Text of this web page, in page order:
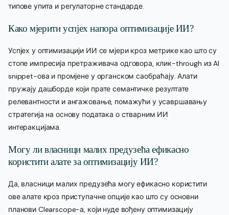
типове упита и регулаторне стандарде.
Како мјерити успјех напора оптимизације ИИ?
Успјех у оптимизацији ИИ се мјери кроз метрике као што су
стопе импресија претраживача одговора, клик-through из AI
snippet-ова и промјене у органском саобраћају. Алати
пружају дашборде који прате семантичке резултате
релевантности и ангажовање, помажући у усавршавању
стратегија на основу података о стварним ИИ
интеракцијама.
Могу ли власници малих предузећа ефикасно
користити алате за оптимизацију ИИ?
Да, власници малих предузећа могу ефикасно користити
ове алате кроз приступачне опције као што су основни
планови Clearscope-а, који нуде вођену оптимизацију